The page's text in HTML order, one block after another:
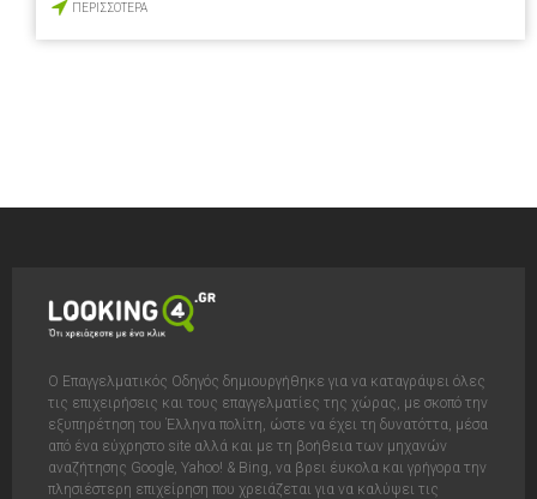
ΠΕΡΙΣΣΟΤΕΡΑ
Ο Επαγγελματικός Οδηγός δημιουργήθηκε για να καταγράψει όλες
τις επιχειρήσεις και τους επαγγελματίες της χώρας, με σκοπό την
εξυπηρέτηση του Έλληνα πολίτη, ώστε να έχει τη δυνατόττα, μέσα
από ένα εύχρηστο site αλλά και με τη βοήθεια των μηχανών
αναζήτησης Google, Yahoo! & Bing, να βρει έυκολα και γρήγορα την
πλησιέστερη επιχείρηση που χρειάζεται για να καλύψει τις